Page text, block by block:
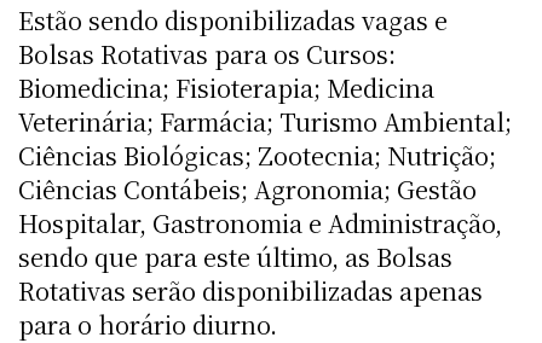
Estão sendo disponibilizadas vagas e
Bolsas Rotativas para os Cursos:
Biomedicina; Fisioterapia; Medicina
Veterinária; Farmácia; Turismo Ambiental;
Ciências Biológicas; Zootecnia; Nutrição;
Ciências Contábeis; Agronomia; Gestão
Hospitalar, Gastronomia e Administração,
sendo que para este último, as Bolsas
Rotativas serão disponibilizadas apenas
para o horário diurno.